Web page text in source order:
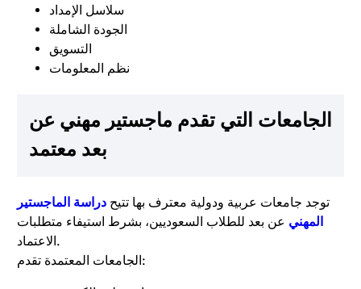
سلاسل الإمداد
الجودة الشاملة
التسويق
نظم المعلومات
الجامعات التي تقدم ماجستير مهني عن
بعد معتمد
توجد جامعات عربية ودولية معترف بها تتيح دراسة الماجستير
المهني عن بعد للطلاب السعوديين، بشرط استيفاء متطلبات
الاعتماد.
الجامعات المعتمدة تقدم: